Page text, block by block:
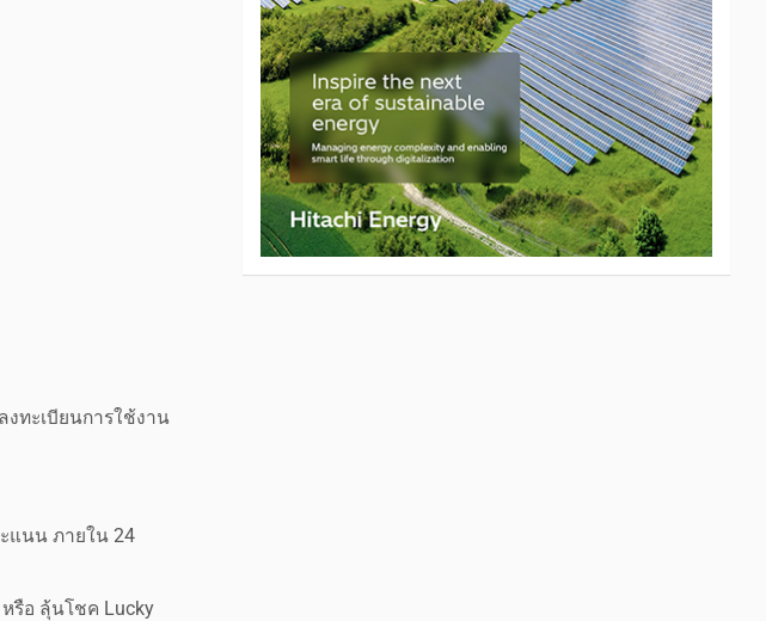
งทะเบียนการใช้งาน
แนน ภายใน 24
รือ ลุ้นโชค Lucky